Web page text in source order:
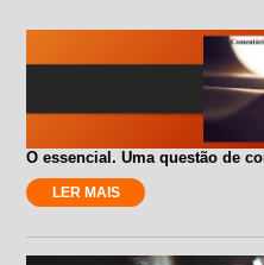
O essencial. Uma questão de
LER MAIS